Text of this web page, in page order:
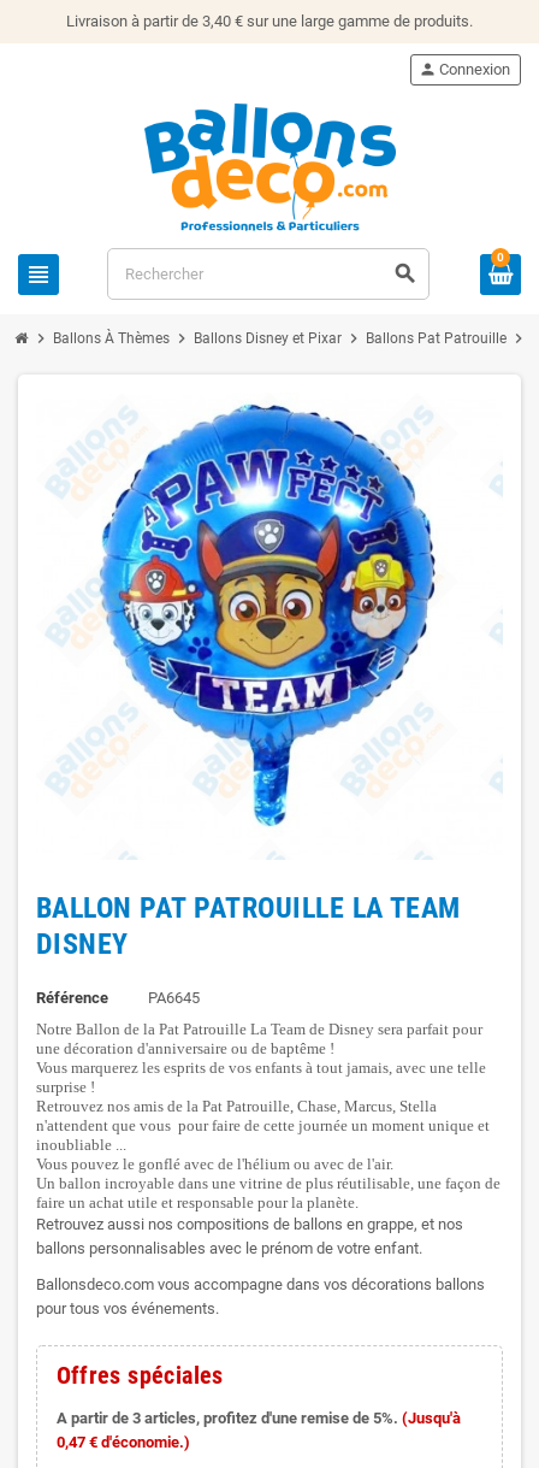
Livraison à partir de 3,40 € sur une large gamme de produits.
view_headline search
person Connexion
0
chevron_right Ballons À Thèmes chevron_right Ballons Disney et Pixar chevron_right Ballons Pat Patrouille chevron_right
BALLON PAT PATROUILLE LA TEAM
DISNEY
Référence
PA6645
Notre Ballon de la Pat Patrouille La Team de Disney sera parfait pour
une décoration d'anniversaire ou de baptême !
Vous marquerez les esprits de vos enfants à tout jamais, avec une telle
surprise !
Retrouvez nos amis de la Pat Patrouille, Chase, Marcus, Stella
n'attendent que vous pour faire de cette journée un moment unique et
inoubliable ...
Vous pouvez le gonflé avec de l'hélium ou avec de l'air.
Un ballon incroyable dans une vitrine de plus réutilisable, une façon de
faire un achat utile et responsable pour la planète.
Retrouvez aussi nos compositions de ballons en grappe, et nos
ballons personnalisables avec le prénom de votre enfant.
Ballonsdeco.com vous accompagne dans vos décorations ballons
pour tous vos événements.
Offres spéciales
A partir de 3 articles, profitez d'une remise de 5%. (Jusqu'à
0,47 € d'économie.)